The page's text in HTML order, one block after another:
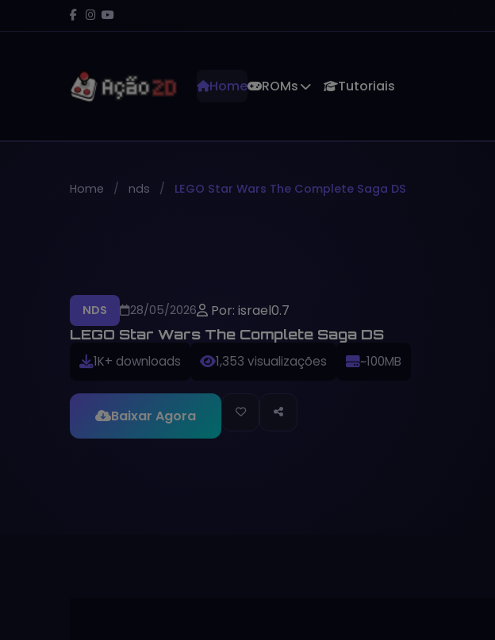
Home ROMs Tutoriais
Home nds LEGO Star Wars The Complete Saga DS
NDS 28/05/2026 Por: israel0.7
LEGO Star Wars The Complete Saga DS
1K+ downloads 1,353 visualizações ~100MB
Baixar Agora